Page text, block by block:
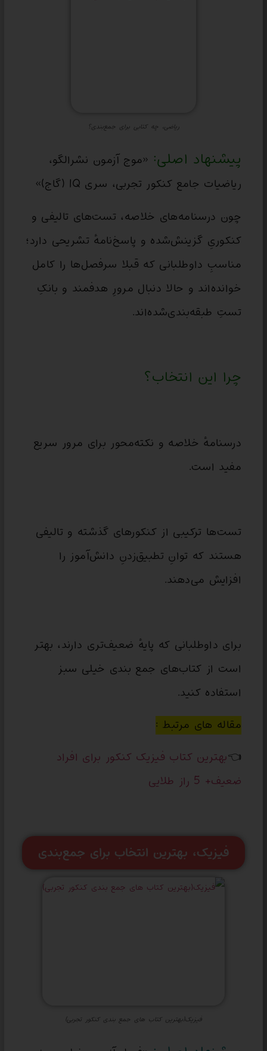
ریاضی، چه کتابی برای جمع‌بندی؟
پیشنهاد اصلی: «موج آزمون نشرالگو،
ریاضیات جامع کنکور تجربی، سری IQ (گاج)»
چون درسنامه‌های خلاصه، تست‌های تالیفی و
کنکوریِ گزینش‌شده و پاسخ‌نامهٔ تشریحی دارد؛
مناسبِ داوطلبانی که قبلا سرفصل‌ها را کامل
خوانده‌اند و حالا دنبال مرورِ هدفمند و بانکِ
تستِ طبقه‌بندی‌شده‌اند.
چرا این انتخاب؟
درسنامهٔ خلاصه و نکته‌محور برای مرور سریع
مفید است.
تست‌ها ترکیبی از کنکورهای گذشته و تالیفی
هستند که توانِ تطبیق‌زدنِ دانش‌آموز را
افزایش می‌دهند.
برای داوطلبانی که پایهٔ ضعیف‌تری دارند، بهتر
است از کتاب‌های جمع بندی خیلی سبز
استفاده کنید.
مقاله های مرتبط :
👈بهترین کتاب فیزیک کنکور برای افراد
ضعیف+ 5 راز طلایی
فیزیک، بهترین انتخاب برای جمع‌بندی
فیزیک(بهترین کتاب های جمع بندی کنکور تجربی)